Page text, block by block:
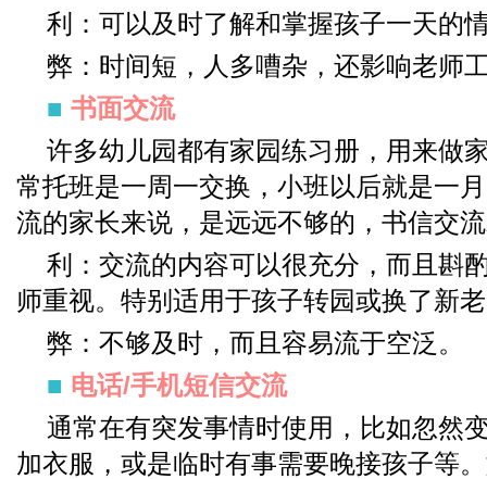
利：可以及时了解和掌握孩子一天的
弊：时间短，人多嘈杂，还影响老师
■ 书面交流
许多幼儿园都有家园练习册，用来做
常托班是一周一交换，小班以后就是一
流的家长来说，是远远不够的，书信交
利：交流的内容可以很充分，而且斟
师重视。特别适用于孩子转园或换了新
弊：不够及时，而且容易流于空泛。
■ 电话/手机短信交流
通常在有突发事情时使用，比如忽然
加衣服，或是临时有事需要晚接孩子等